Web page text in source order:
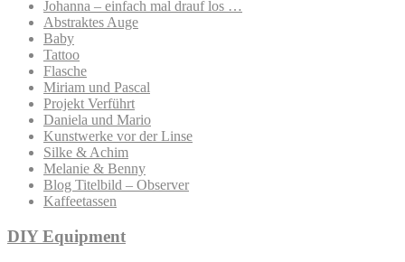
Johanna – einfach mal drauf los …
Abstraktes Auge
Baby
Tattoo
Flasche
Miriam und Pascal
Projekt Verführt
Daniela und Mario
Kunstwerke vor der Linse
Silke & Achim
Melanie & Benny
Blog Titelbild – Observer
Kaffeetassen
DIY Equipment